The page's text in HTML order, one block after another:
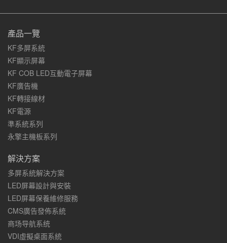
產品一覽
KF多屏系統
KF顯示屏幕
KF COB LED互動電子屏幕
KF廣告機
KF轉接線材
KF電源
準系統系列
永擎主機板系列
解決方案
多屏系統解決方案
LED屏幕設計與安裝
LED屏幕保養維修服務
CMS廣告發佈系統
商场导航系统
VDI虛擬桌面系統